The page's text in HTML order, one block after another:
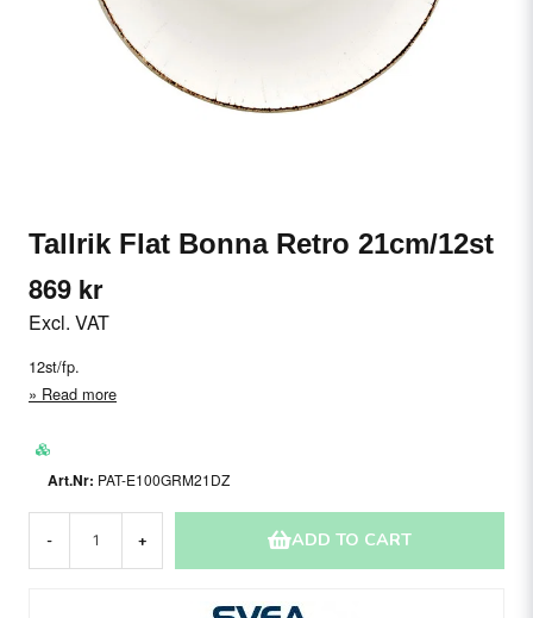
Tallrik Flat Bonna Retro 21cm/12st
869 kr
Excl. VAT
12st/fp.
Read more
PAT-E100GRM21DZ
- + ADD TO CART